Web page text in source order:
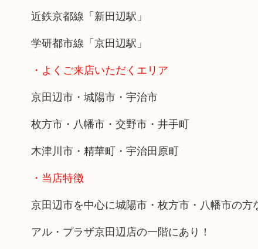
近鉄京都線「新田辺駅」
学研都市線「京田辺駅」
・よくご来店いただくエリア
京田辺市・城陽市・宇治市
枚方市・八幡市・交野市・井手町
木津川市・精華町・宇治田原町
・当店特徴
京田辺市を中心に城陽市・枚方市・八幡市の
アル・プラザ京田辺店の一階にあり！